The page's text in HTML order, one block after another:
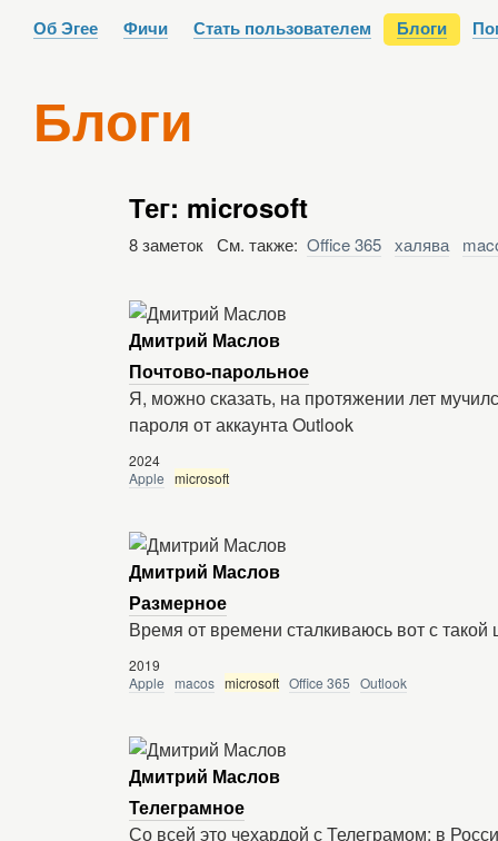
Об Эгее Фичи Стать пользователем Блоги
Блоги
Тег: microsoft
8 заметок См. также: Office 365 халява
Дмитрий Маслов
Почтово-парольное
Я, можно сказать, на протяжении лет
пароля от аккаунта Outlook
2024
Apple microsoft
Дмитрий Маслов
Размерное
Время от времени сталкиваюсь вот с такой
2019
Apple macos microsoft Office 365 Outlook
Дмитрий Маслов
Телеграмное
Со всей это чехардой с Телеграмом: в